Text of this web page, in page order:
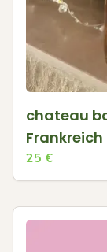
chateau
Frankreich
25 €